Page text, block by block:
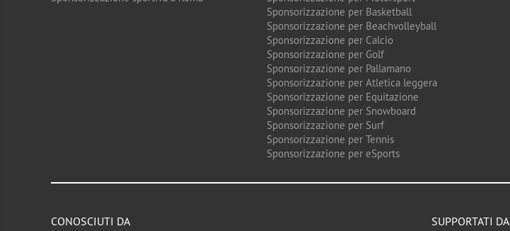
Sponsorizzazione per Basketball
Sponsorizzazione per Beachvolleyball
Sponsorizzazione per Calcio
Sponsorizzazione per Golf
Sponsorizzazione per Pallamano
Sponsorizzazione per Atletica leggera
Sponsorizzazione per Equitazione
Sponsorizzazione per Snowboard
Sponsorizzazione per Surf
Sponsorizzazione per Tennis
Sponsorizzazione per eSports
CONOSCIUTI DA SUPPORTATI DA